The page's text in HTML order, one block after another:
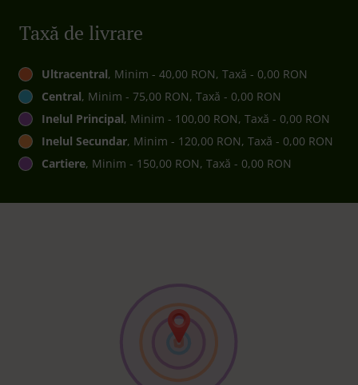
Taxă de livrare
Ultracentral, Minim - 40,00 RON, Taxă - 0,00 RON
Central, Minim - 75,00 RON, Taxă - 0,00 RON
Inelul Principal, Minim - 100,00 RON, Taxă - 0,00 RON
Inelul Secundar, Minim - 120,00 RON, Taxă - 0,00 RON
Cartiere, Minim - 150,00 RON, Taxă - 0,00 RON